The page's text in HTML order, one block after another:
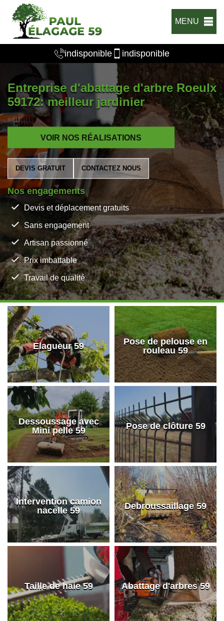
MENU
indisponible indisponible
Entreprise d'abattage d'arbre Roeulx
59172: meilleur jardinier
VOIR NOS RÉALISATIONS
DEVIS GRATUIT CONTACTEZ NOUS
Nos engagements
Devis et déplacement gratuits
Sans engagement
Artisan passionné
Prix imbattable
Travail de qualité
Elagueur 59
Pose de pelouse en
rouleau 59
Dessoussage avec
Mini pelle 59
Pose de clôture 59
Intervention camion
nacelle 59
Debroussaillage 59
Taille de haie 59 Abattage d'arbres 59